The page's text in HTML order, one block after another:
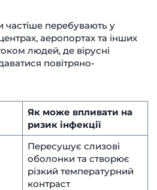
частіше перебувають у
аеропортах та інших
людей, де вірусні
повітряно-
Як може впливати на
ризик інфекції
Пересушує слизові
оболонки та створює
різкий температурний
контраст